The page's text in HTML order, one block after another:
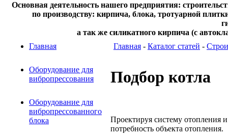
Основная деятельность нашего предприятия:
по производству: кирпича, блока, тротуарной
а так же силикатного кирпича (с
Главная
Оборудование для
вибропрессования
Оборудование для
вибропрессованного
блока
Главная - Каталог статей -
Подбор котла
Проектируя систему отопления
потребность объекта отопления.